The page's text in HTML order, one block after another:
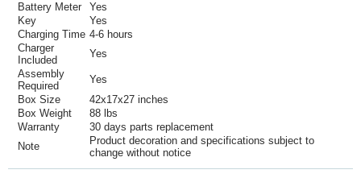
Battery Meter
Yes
Key
Yes
Charging Time 4-6 hours
Charger
Included
Yes
Assembly
Required
Yes
Box Size
42x17x27 inches
Box Weight
88 lbs
Warranty
30 days parts replacement
Note
Product decoration and specifications subject to
change without notice